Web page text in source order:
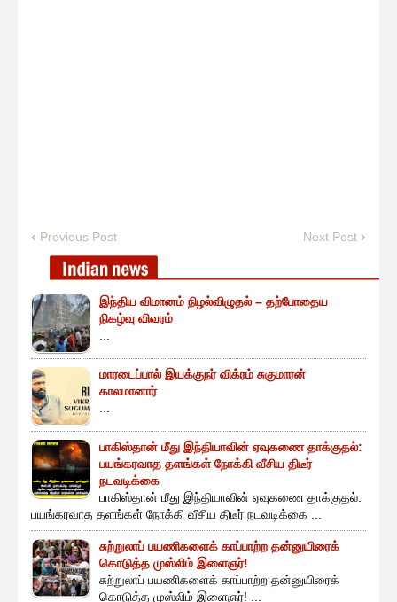
Previous Post Next Post
இந்திய விமானம் நிழல்விழுதல் – தற்போதைய
நிகழ்வு விவரம்
மாரடைப்பால் இயக்குநர் விக்ரம் சுகுமாரன்
காலமானார்
பாகிஸ்தான் மீது இந்தியாவின் ஏவுகணை தாக்குதல்:
பயங்கரவாத தளங்கள் நோக்கி வீசிய திடீர்
நடவடிக்கை
பாகிஸ்தான் மீது இந்தியாவின் ஏவுகணை தாக்குதல்:
பயங்கரவாத தளங்கள் நோக்கி வீசிய திடீர் நடவடிக்கை ...
சுற்றுலாப் பயணிகளைக் காப்பாற்ற தன்னுயிரைக்
கொடுத்த முஸ்லிம் இளைஞர்!
சுற்றுலாப் பயணிகளைக் காப்பாற்ற தன்னுயிரைக்
கொடுத்த முஸ்லிம் இளைஞர்! ...